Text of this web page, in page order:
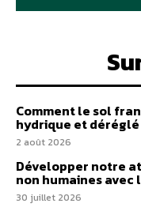
Comment le sol
hydrique et
2 août 2026
Développer notre
non humaines avec
30 juillet 2026